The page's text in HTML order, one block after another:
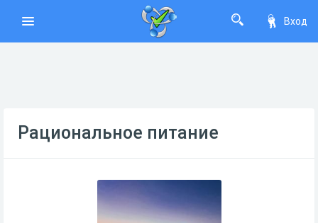
Вход
Рациональное питание